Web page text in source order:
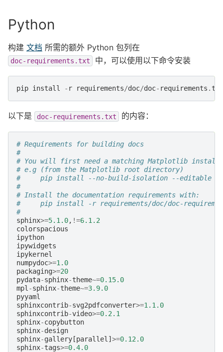
Python
构建 文档 所需的额外 Python 包列在
doc-requirements.txt 中，可以使用以下命令安装
pip install - r requirements/doc/doc- requirements . txt
以下是 doc-requirements.txt 的内容：
# Requirements for building docs
#
# You will first need a matching Matplotlib
# e.g (from the Matplotlib root directory)
#     pip install --no-build-isolation --editable
#
# Install the documentation requirements with:
#     pip install -r requirements/doc/doc-
#
sphinx>=5.1.0, !=6.1.2
colorspacious
ipython
ipywidgets
ipykernel
numpydoc>=1.0
packaging>=20
pydata-sphinx-theme~=0.15.0
mpl -sphinx-theme~=3.9.0
pyyaml
sphinxcontrib-svg2pdfconverter>=1.1.0
sphinxcontrib-video>=0.2.1
sphinx-copybutton
sphinx-design
sphinx-gallery [parallel ] >=0.12.0
sphinx-tags>=0.4.0